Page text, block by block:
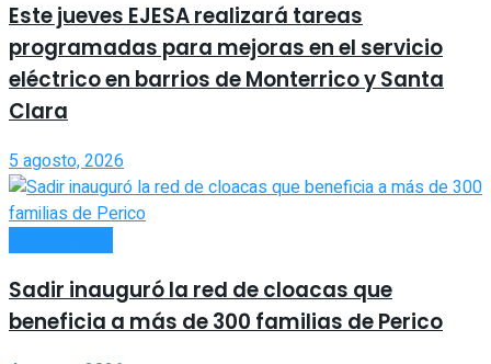
Este jueves EJESA realizará tareas
programadas para mejoras en el servicio
eléctrico en barrios de Monterrico y Santa
Clara
5 agosto, 2026
Sadir inauguró la red de cloacas que
beneficia a más de 300 familias de Perico